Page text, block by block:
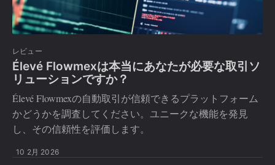
レビュー
Élevé Flowmexは本当にあなたが必要な取引ソ
リューションですか？
Élevé Flowmexの自動取引が信頼できるプラットフォーム
かどうかを調査してください。ユニークな機能を発見
し、その信頼性を評価します。
10 2月 2026